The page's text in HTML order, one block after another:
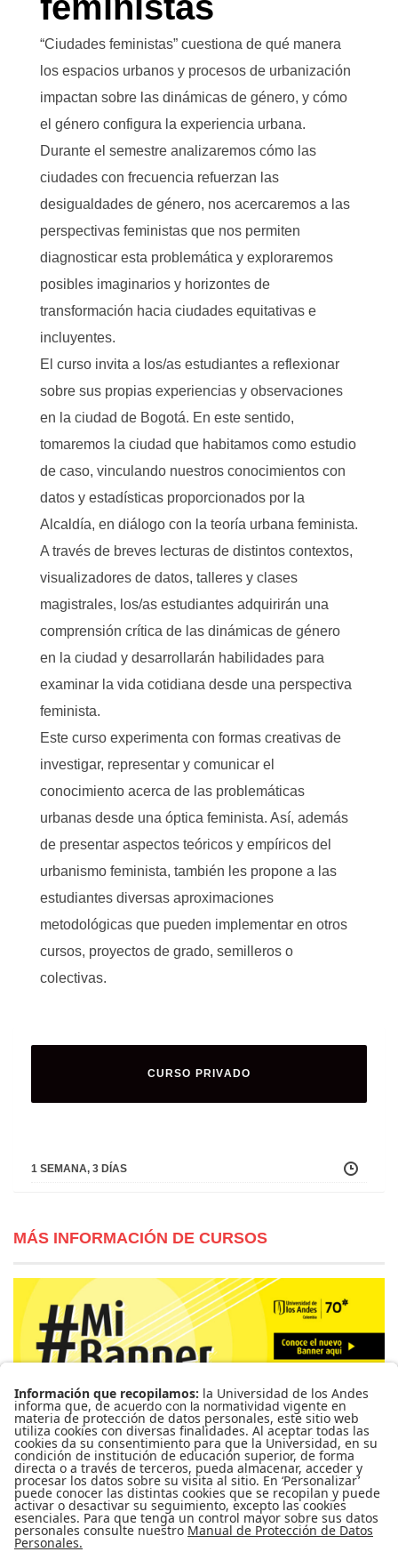
“Ciudades feministas” cuestiona de qué manera
los espacios urbanos y procesos de urbanización
impactan sobre las dinámicas de género, y cómo
el género configura la experiencia urbana.
Durante el semestre analizaremos cómo las
ciudades con frecuencia refuerzan las
desigualdades de género, nos acercaremos a las
perspectivas feministas que nos permiten
diagnosticar esta problemática y exploraremos
posibles imaginarios y horizontes de
transformación hacia ciudades equitativas e
incluyentes.
El curso invita a los/as estudiantes a reflexionar
sobre sus propias experiencias y observaciones
en la ciudad de Bogotá. En este sentido,
tomaremos la ciudad que habitamos como estudio
de caso, vinculando nuestros conocimientos con
datos y estadísticas proporcionados por la
Alcaldía, en diálogo con la teoría urbana feminista.
A través de breves lecturas de distintos contextos,
visualizadores de datos, talleres y clases
magistrales, los/as estudiantes adquirirán una
comprensión crítica de las dinámicas de género
en la ciudad y desarrollarán habilidades para
examinar la vida cotidiana desde una perspectiva
feminista.
Este curso experimenta con formas creativas de
investigar, representar y comunicar el
conocimiento acerca de las problemáticas
urbanas desde una óptica feminista. Así, además
de presentar aspectos teóricos y empíricos del
urbanismo feminista, también les propone a las
estudiantes diversas aproximaciones
metodológicas que pueden implementar en otros
cursos, proyectos de grado, semilleros o
colectivas.
CURSO PRIVADO
1 SEMANA, 3 DÍAS
MÁS INFORMACIÓN DE CURSOS
Para más información de cursos, horarios y cupos visite el
Sistema de Información Banner
Ir a Mi Banner